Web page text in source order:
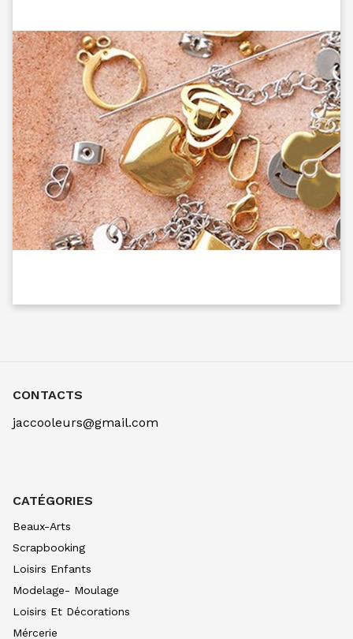
CONTACTS
jaccooleurs@gmail.com
CATÉGORIES
Beaux-Arts
Scrapbooking
Loisirs Enfants
Modelage- Moulage
Loisirs Et Décorations
Mércerie